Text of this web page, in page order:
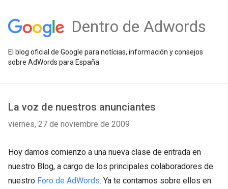
Dentro de Adwords
El blog oficial de Google para notícias, información y consejos
sobre AdWords para España
La voz de nuestros anunciantes
viernes, 27 de noviembre de 2009
Hoy damos comienzo a una nueva clase de entrada en
nuestro Blog, a cargo de los principales colaboradores de
nuestro Foro de AdWords. Ya te contamos sobre ellos en